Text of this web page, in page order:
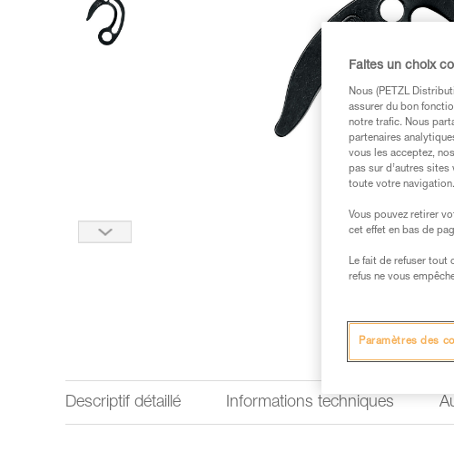
Descriptif détaillé Informations techniques
Faites un choix
Nous (PETZL
assurer du bon
notre trafic. Nous
partenaires
vous les acceptez,
pas sur d’autres
toute votre navigation.
Vous pouvez retirer
cet effet en bas de
Le fait de refuser tout
refus ne vous
Paramètres des